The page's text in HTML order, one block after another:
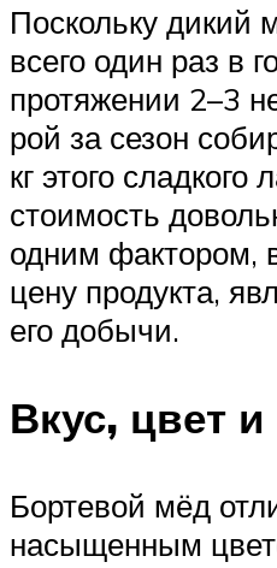
Поскольку дикий
всего один раз в
протяжении 2–3
рой за сезон
кг этого сладкого
стоимость
одним
цену продукта,
его добычи.
Вкус, цвет
Бортевой мёд
насыщенным